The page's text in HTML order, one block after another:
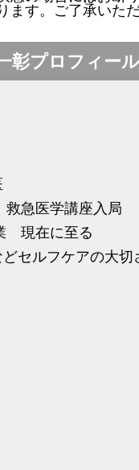
す。ご了承いた
彰プロフィール
急医学講座入局
現在に至る
セルフケアの大